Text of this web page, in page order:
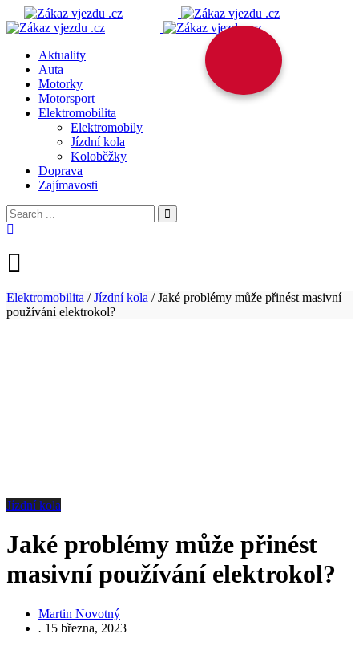
Aktuality
Auta
Motorky
Motorsport
Elektromobilita
Elektromobily
Jízdní kola
Koloběžky
Doprava
Zajímavosti
Elektromobilita /Jízdní kola /Jaké problémy může přinést masivní
používání elektrokol?
Jízdní kola
Jaké problémy může přinést
masivní používání elektrokol?
Martin Novotný
. 15 března, 2023